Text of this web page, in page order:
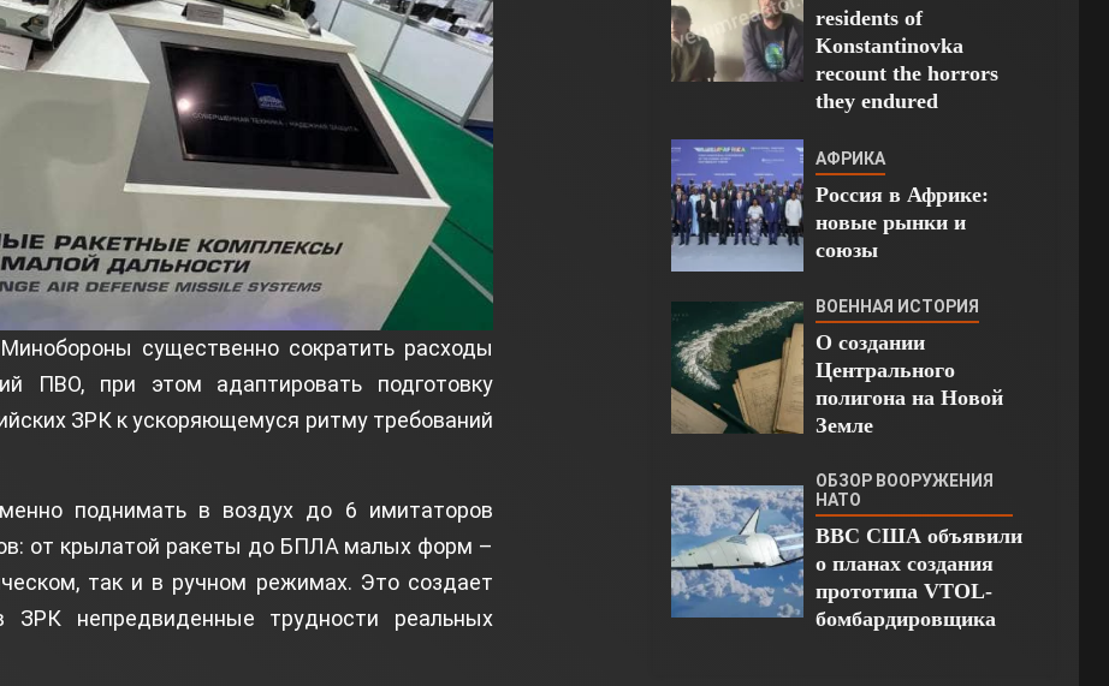
существенно сократить расходы
ПВО, при этом адаптировать подготовку
ЗРК к ускоряющемуся ритму требований
поднимать в воздух до 6 имитаторов
от крылатой ракеты до БПЛА малых форм –
так и в ручном режимах. Это создает
ЗРК непредвиденные трудности реальных
residents of
Konstantinovka
recount the horrors
they endured
АФРИКА
Россия в Африке:
новые рынки и
союзы
ВОЕННАЯ ИСТОРИЯ
О создании
Центрального
полигона на Новой
Земле
ОБЗОР ВООРУЖЕНИЯ
НАТО
ВВС США объявили
о планах создания
прототипа VTOL-
бомбардировщика